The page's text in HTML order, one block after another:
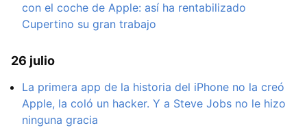
con el coche de Apple: así ha rentabilizado
Cupertino su gran trabajo
26 julio
La primera app de la historia del iPhone no la creó
Apple, la coló un hacker. Y a Steve Jobs no le hizo
ninguna gracia